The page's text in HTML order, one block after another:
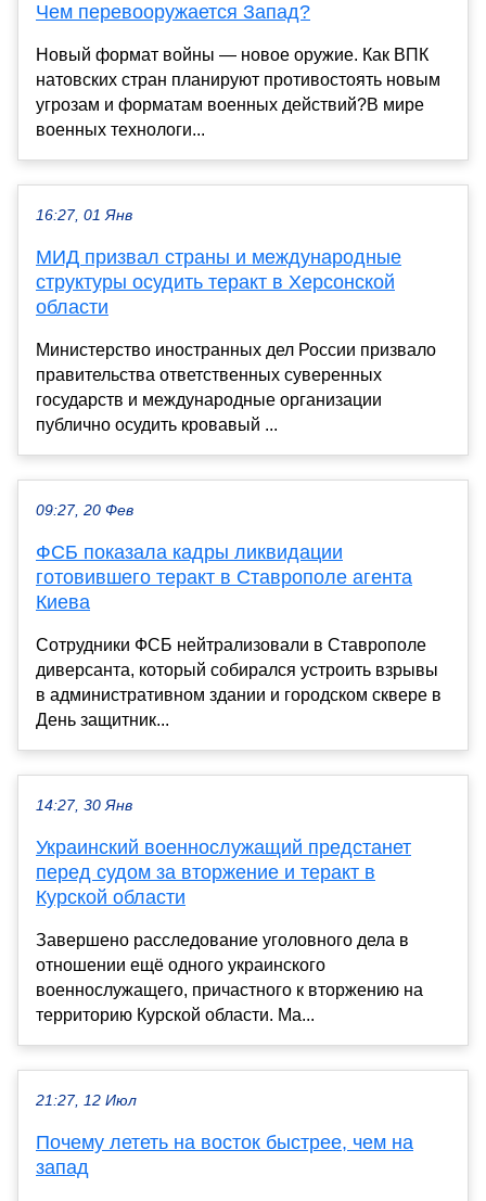
Чем перевооружается Запад?
Новый формат войны — новое оружие. Как ВПК
натовских стран планируют противостоять новым
угрозам и форматам военных действий?В мире
военных технологи...
16:27, 01 Янв
МИД призвал страны и международные
структуры осудить теракт в Херсонской
области
Министерство иностранных дел России призвало
правительства ответственных суверенных
государств и международные организации
публично осудить кровавый ...
09:27, 20 Фев
ФСБ показала кадры ликвидации
готовившего теракт в Ставрополе агента
Киева
Сотрудники ФСБ нейтрализовали в Ставрополе
диверсанта, который собирался устроить взрывы
в административном здании и городском сквере в
День защитник...
14:27, 30 Янв
Украинский военнослужащий предстанет
перед судом за вторжение и теракт в
Курской области
Завершено расследование уголовного дела в
отношении ещё одного украинского
военнослужащего, причастного к вторжению на
территорию Курской области. Ма...
21:27, 12 Июл
Почему лететь на восток быстрее, чем на
запад